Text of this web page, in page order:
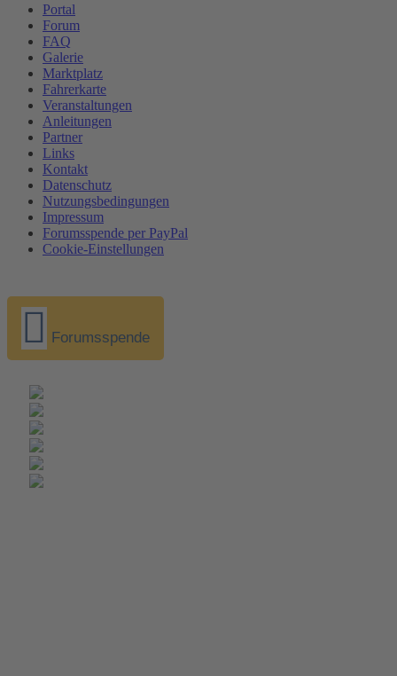
Portal
Forum
FAQ
Galerie
Marktplatz
Fahrerkarte
Veranstaltungen
Anleitungen
Partner
Links
Kontakt
Datenschutz
Nutzungsbedingungen
Impressum
Forumsspende per PayPal
Cookie-Einstellungen
Forumsspende